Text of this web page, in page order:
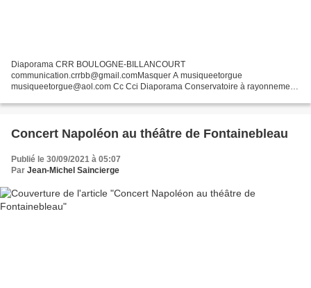
Diaporama CRR BOULOGNE-BILLANCOURT
communication.crrbb@gmail.comMasquer A musiqueetorgue
musiqueetorgue@aol.com Cc Cci Diaporama Conservatoire à rayonnement
2017 Concert exceptionnel...
Concert Napoléon au théâtre de Fontainebleau
Publié le 30/09/2021 à 05:07
Par Jean-Michel Saincierge